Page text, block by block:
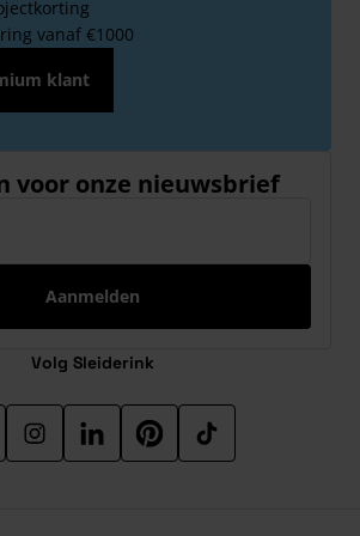
vanaf €1000
klant
voor onze nieuwsbrief
Aanmelden
Volg Sleiderink